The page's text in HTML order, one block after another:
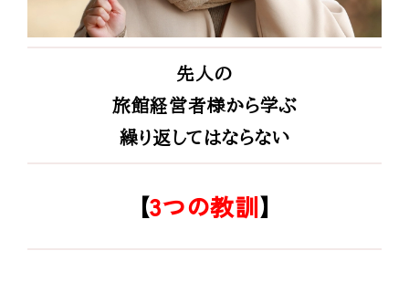
先人の
旅館経営者様から学ぶ
繰り返してはならない
【3つの教訓】